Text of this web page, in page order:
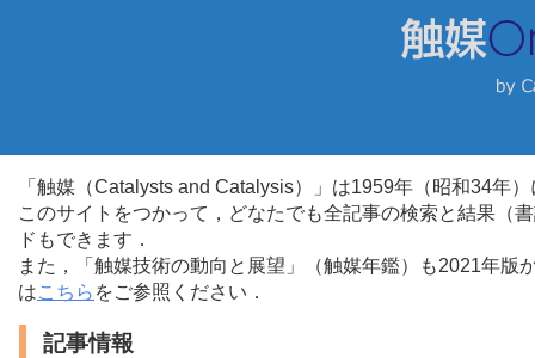
「触媒（Catalysts and Catalysis）」は1959年（昭和34年
このサイトをつかって，どなたでも全記事の検索と結果（
ドもできます．
また，「触媒技術の動向と展望」（触媒年鑑）も2021年
はこちら をご参照ください．
記事情報